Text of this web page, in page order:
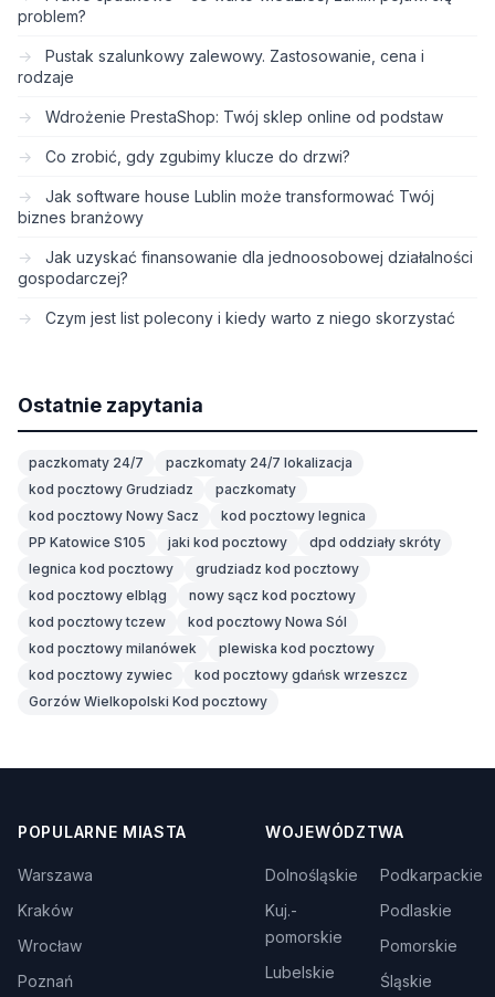
problem?
Pustak szalunkowy zalewowy. Zastosowanie, cena i
rodzaje
Wdrożenie PrestaShop: Twój sklep online od podstaw
Co zrobić, gdy zgubimy klucze do drzwi?
Jak software house Lublin może transformować Twój
biznes branżowy
Jak uzyskać finansowanie dla jednoosobowej działalności
gospodarczej?
Czym jest list polecony i kiedy warto z niego skorzystać
Ostatnie zapytania
paczkomaty 24/7
paczkomaty 24/7 lokalizacja
kod pocztowy Grudziadz
paczkomaty
kod pocztowy Nowy Sacz
kod pocztowy legnica
PP Katowice S105
jaki kod pocztowy
dpd oddziały skróty
legnica kod pocztowy
grudziadz kod pocztowy
kod pocztowy elbląg
nowy sącz kod pocztowy
kod pocztowy tczew
kod pocztowy Nowa Sól
kod pocztowy milanówek
plewiska kod pocztowy
kod pocztowy zywiec
kod pocztowy gdańsk wrzeszcz
Gorzów Wielkopolski Kod pocztowy
POPULARNE MIASTA
Warszawa
Kraków
Wrocław
Poznań
WOJEWÓDZTWA
Dolnośląskie
Kuj.-
pomorskie
Lubelskie
Podkarpackie
Podlaskie
Pomorskie
Śląskie